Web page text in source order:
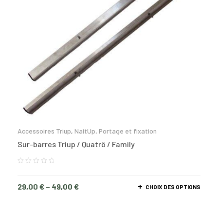
Accessoires Triup, NaitUp, Portage et fixation
Sur-barres Triup / Quatrö / Family
29,00 € – 49,00 € CHOIX DES OPTIONS